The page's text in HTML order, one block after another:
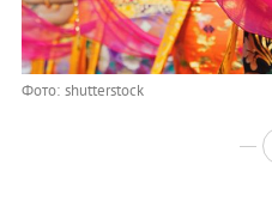
Фото: shutterstock